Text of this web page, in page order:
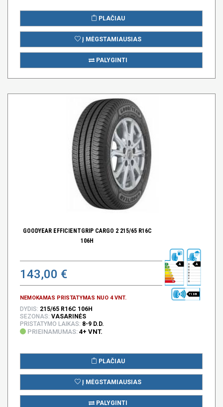
PLAČIAU
Į MĖGSTAMIAUSIAS
PALYGINTI
GOODYEAR EFFICIENTGRIP CARGO 2 215/65 R16C
106H
143,00 €
NEMOKAMAS PRISTATYMAS NUO 4 VNT.
A A
71 DB
DYDIS: 215/65 R16C 106H
SEZONAS: VASARINĖS
PRISTATYMO LAIKAS: 8-9 D.D.
PRIEINAMUMAS: 4+ VNT.
PLAČIAU
Į MĖGSTAMIAUSIAS
PALYGINTI